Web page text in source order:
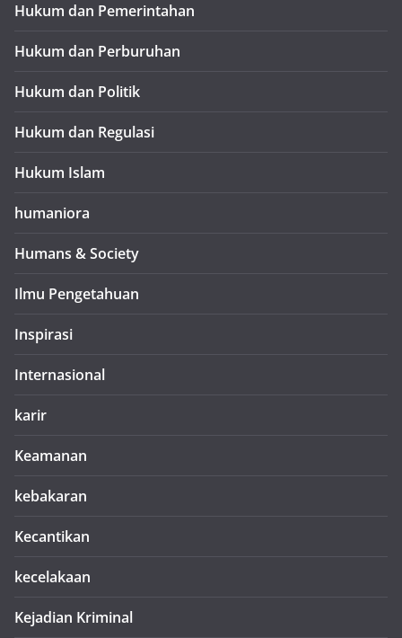
Hukum dan Pemerintahan
Hukum dan Perburuhan
Hukum dan Politik
Hukum dan Regulasi
Hukum Islam
humaniora
Humans & Society
Ilmu Pengetahuan
Inspirasi
Internasional
karir
Keamanan
kebakaran
Kecantikan
kecelakaan
Kejadian Kriminal